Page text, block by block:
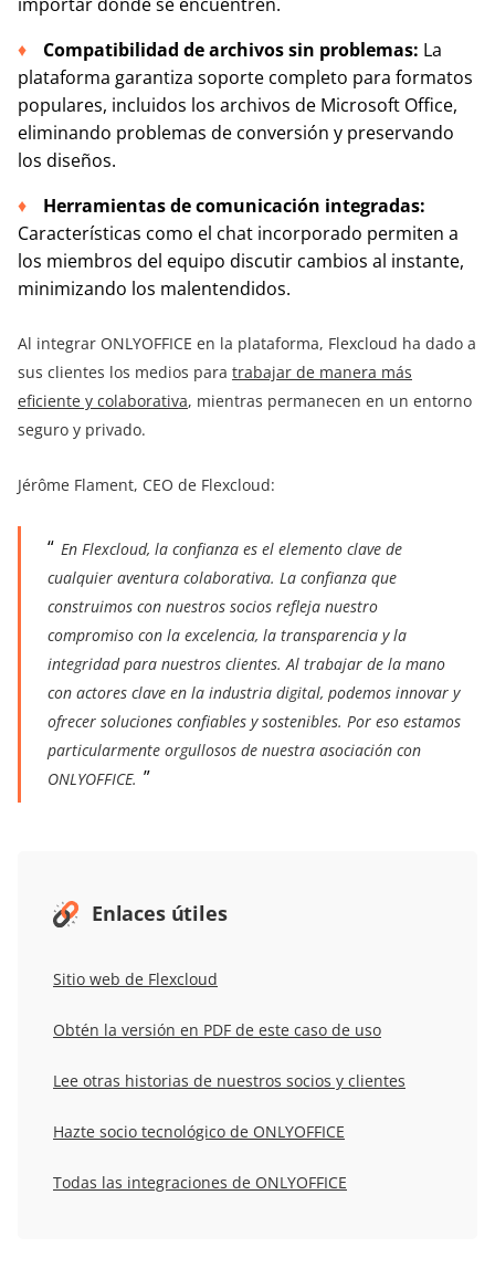
importar dónde se encuentren.
Compatibilidad de archivos sin problemas: La
plataforma garantiza soporte completo para formatos
populares, incluidos los archivos de Microsoft Office,
eliminando problemas de conversión y preservando
los diseños.
Herramientas de comunicación integradas:
Características como el chat incorporado permiten a
los miembros del equipo discutir cambios al instante,
minimizando los malentendidos.
Al integrar ONLYOFFICE en la plataforma, Flexcloud ha dado a
sus clientes los medios para trabajar de manera más
eficiente y colaborativa, mientras permanecen en un entorno
seguro y privado.
Jérôme Flament, CEO de Flexcloud:
En Flexcloud, la confianza es el elemento clave de
cualquier aventura colaborativa. La confianza que
construimos con nuestros socios refleja nuestro
compromiso con la excelencia, la transparencia y la
integridad para nuestros clientes. Al trabajar de la mano
con actores clave en la industria digital, podemos innovar y
ofrecer soluciones confiables y sostenibles. Por eso estamos
particularmente orgullosos de nuestra asociación con
ONLYOFFICE.
Enlaces útiles
Sitio web de Flexcloud
Obtén la versión en PDF de este caso de uso
Lee otras historias de nuestros socios y clientes
Hazte socio tecnológico de ONLYOFFICE
Todas las integraciones de ONLYOFFICE